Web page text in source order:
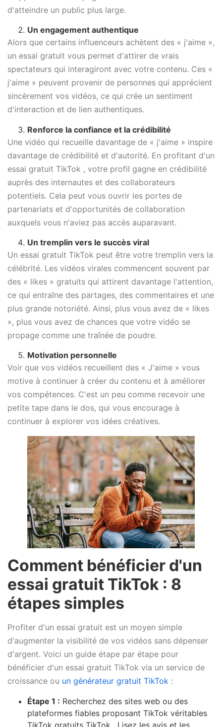
d'atteindre un public plus large.
Un engagement authentique
Alors que certains influenceurs achètent des « j'aime »,
un essai gratuit vous permet d'attirer de vrais
spectateurs qui interagiront avec votre contenu. Ces «
j'aime » peuvent provenir de personnes qui apprécient
sincèrement vos vidéos, ce qui crée un sentiment
d'interaction et de lien authentiques.
Renforce la confiance et la crédibilité
Une vidéo qui recueille davantage de « j'aime » inspire
davantage de crédibilité et d'autorité. En profitant d'un
essai gratuit TikTok , votre profil gagne en crédibilité
auprès des internautes et des collaborateurs
potentiels. Cela peut vous ouvrir les portes de
partenariats et d'opportunités de collaboration
auxquels vous n'aviez pas accès auparavant.
Un tremplin vers le succès viral
Un essai gratuit TikTok peut être votre tremplin vers la
célébrité. Les vidéos virales commencent souvent par
des « likes » gratuits qui attirent davantage l'attention,
ce qui entraîne des partages, des commentaires et une
plus grande notoriété. Ainsi, plus vous avez de « likes
», plus vous avez de chances que votre vidéo se
propage comme une traînée de poudre.
Motivation personnelle
Voir que vos vidéos recueillent des « J'aime » vous
motive à continuer à créer du contenu et à améliorer
vos compétences. C'est un peu comme recevoir une
petite tape dans le dos, qui vous encourage à
continuer à explorer vos idées créatives.
Comment bénéficier d'un
essai gratuit TikTok : 8
étapes simples
Profiter d'un essai gratuit est un moyen simple
d'augmenter la visibilité de vos vidéos sans dépenser
d'argent. Voici un guide étape par étape pour
bénéficier d'un essai gratuit TikTok via un service de
croissance ou un générateur gratuit TikTok :
Étape 1 : Recherchez des sites web ou des
plateformes fiables proposant TikTok véritables
TikTok gratuits TikTok . Lisez les avis et les